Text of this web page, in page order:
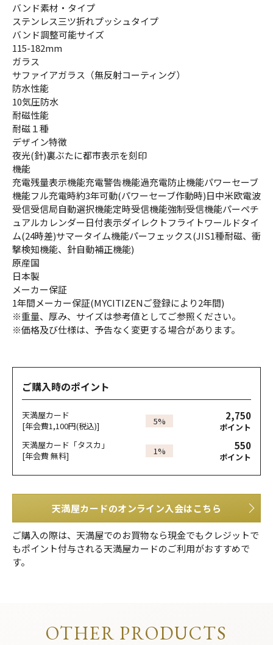
バンド素材・タイプ
ステンレス三ツ折れプッシュタイプ
バンド調整可能サイズ
115-182mm
ガラス
サファイアガラス（無反射コーティング）
防水性能
10気圧防水
耐磁性能
耐磁１種
デザイン特徴
夜光(針)裏ぶたに都市表示を刻印
機能
充電残量表示機能充電警告機能過充電防止機能パワーセーブ
機能フル充電時約3年可動(パワーセーブ作動時)日中米欧電波
受信受信局自動選択機能定時受信機能強制受信機能パーペチ
ュアルカレンダー日付表示ダイレクトフライトワールドタイ
ム(24時差)サマータイム機能パーフェックス(JIS1種耐磁、衝
撃検知機能、針自動補正機能)
原産国
日本製
メーカー保証
1年間メーカー保証(MYCITIZENご登録により2年間)
※重量、厚み、サイズは参考値としてご参照ください。
※価格及び仕様は、予告なく変更する場合があります。
ご購入時のポイント
天満屋カード
[年会費1,100円(税込)]
5% 2,750
ポイント
天満屋カード「タスカ」
[年会費 無料]
1% 550
ポイント
天満屋カードのオンライン入会はこちら
ご購入の際は、天満屋でのお買物なら現金でもクレジットで
もポイント付与される天満屋カードのご利用がおすすめで
す。
OTHER PRODUCTS